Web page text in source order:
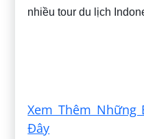
nhiều tour du lịch
Xem Thêm Những
Đây